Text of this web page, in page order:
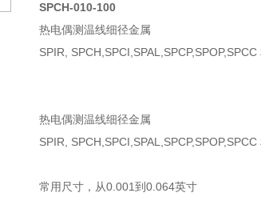
SPCH-010-100
热电偶测温线细径金属
SPIR, SPCH,SPCI,SPAL,SPCP,SPOP,SPCC
热电偶测温线细径金属
SPIR,
常用尺寸，从0.001到0.064英寸